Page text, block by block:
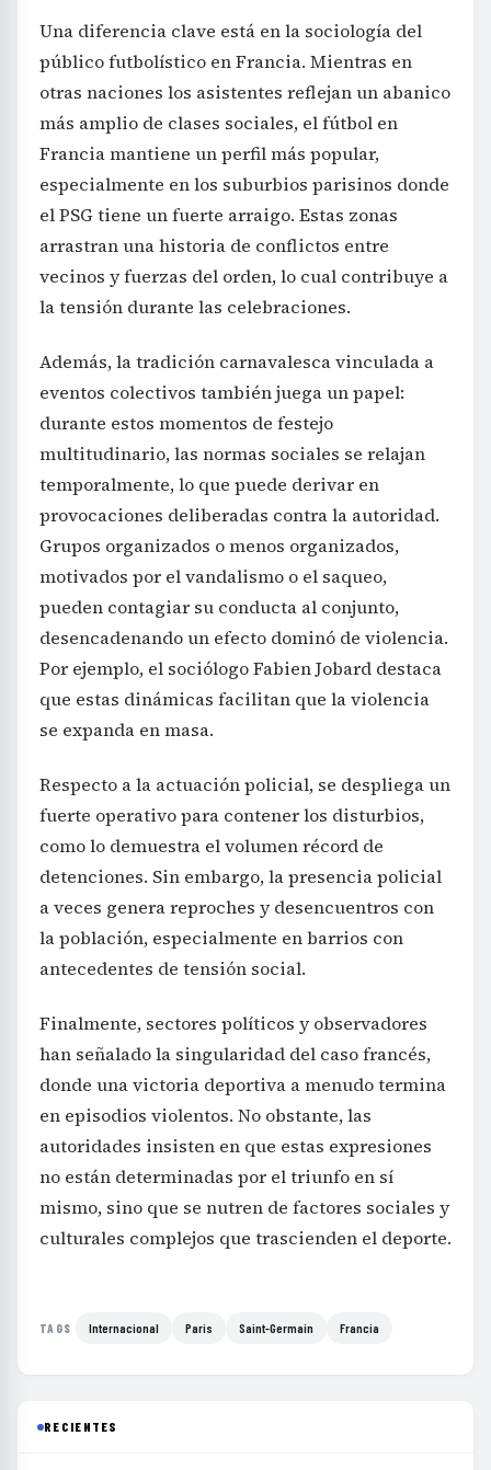
Una diferencia clave está en la sociología del
público futbolístico en Francia. Mientras en
otras naciones los asistentes reflejan un abanico
más amplio de clases sociales, el fútbol en
Francia mantiene un perfil más popular,
especialmente en los suburbios parisinos donde
el PSG tiene un fuerte arraigo. Estas zonas
arrastran una historia de conflictos entre
vecinos y fuerzas del orden, lo cual contribuye a
la tensión durante las celebraciones.
Además, la tradición carnavalesca vinculada a
eventos colectivos también juega un papel:
durante estos momentos de festejo
multitudinario, las normas sociales se relajan
temporalmente, lo que puede derivar en
provocaciones deliberadas contra la autoridad.
Grupos organizados o menos organizados,
motivados por el vandalismo o el saqueo,
pueden contagiar su conducta al conjunto,
desencadenando un efecto dominó de violencia.
Por ejemplo, el sociólogo Fabien Jobard destaca
que estas dinámicas facilitan que la violencia
se expanda en masa.
Respecto a la actuación policial, se despliega un
fuerte operativo para contener los disturbios,
como lo demuestra el volumen récord de
detenciones. Sin embargo, la presencia policial
a veces genera reproches y desencuentros con
la población, especialmente en barrios con
antecedentes de tensión social.
Finalmente, sectores políticos y observadores
han señalado la singularidad del caso francés,
donde una victoria deportiva a menudo termina
en episodios violentos. No obstante, las
autoridades insisten en que estas expresiones
no están determinadas por el triunfo en sí
mismo, sino que se nutren de factores sociales y
culturales complejos que trascienden el deporte.
TAGS Internacional Paris Saint-Germain Francia
RECIENTES